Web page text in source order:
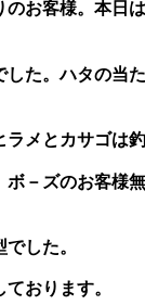
のお客様。本日
した。ハタの当
メとカサゴは釣
ボ－ズのお客様
した。
おります。